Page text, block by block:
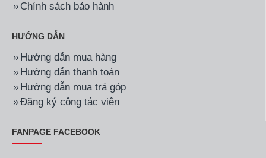
Chính sách bảo hành
HƯỚNG DẪN
Hướng dẫn mua hàng
Hướng dẫn thanh toán
Hướng dẫn mua trả góp
Đăng ký cộng tác viên
FANPAGE FACEBOOK